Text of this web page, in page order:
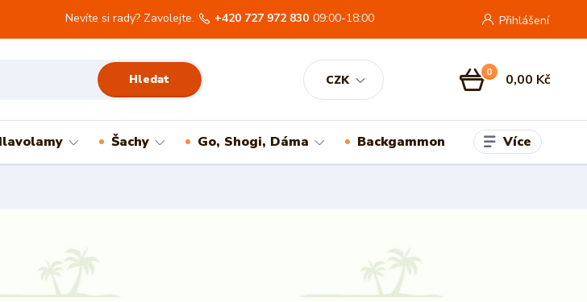
CZK
Přihlášení
Hledat
Nevíte si rady? Zavolejte. +420 727 972 830 09:00-18:00
0 0,00 Kč
Šachy Go, Shogi, Dáma Backgammon Více